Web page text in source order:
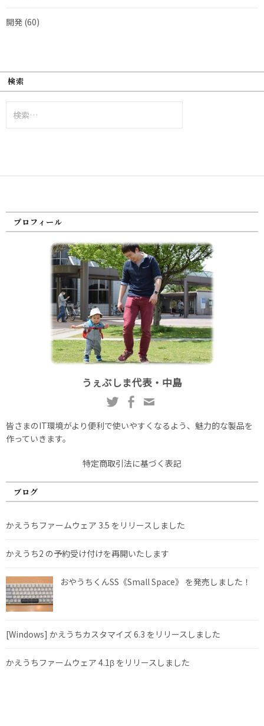
開発 (60)
検索
索:
プロフィール
うぇぶしま代表・中島
皆さまのIT環境がより便利で使いやすくなるよう、魅力的な製品を
作っていきます。
特定商取引法に基づく表記
ブログ
かえうちファームウェア 3.5 をリリースしました
かえうち2 の予約受け付けを再開いたします
おやうちくんSS《Small Space》 を発売しました！
[Windows] かえうちカスタマイズ 6.3 をリリースしました
かえうちファームウェア 4.1β をリリースしました